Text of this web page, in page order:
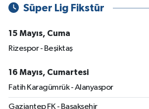
Süper Lig Fikstür
15 Mayıs, Cuma
Rizespor - Beşiktaş
16 Mayıs, Cumartesi
Fatih Karagümrük - Alanyaspor
Gaziantep FK - Başakşehir